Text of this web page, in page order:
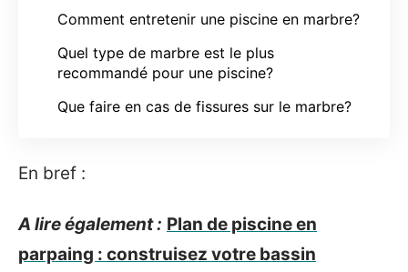
Comment entretenir une piscine en marbre?
Quel type de marbre est le plus
recommandé pour une piscine?
Que faire en cas de fissures sur le marbre?
En bref :
A lire également : Plan de piscine en
parpaing : construisez votre bassin